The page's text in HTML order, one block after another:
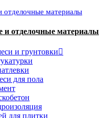
отделочные материалы
и отделочные материалы
и грунтовки
для пола
для плитки